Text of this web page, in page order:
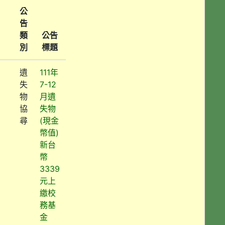
公
告
類
別
公告
標題
遺
失
物
協
尋
111年
7-12
月遺
失物
(現金
幣值)
新台
幣
3339
元上
繳校
務基
金